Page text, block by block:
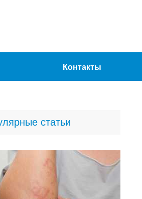
Контакты
статьи